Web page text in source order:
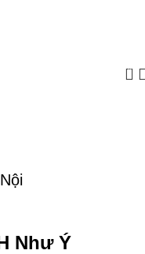
0
Như Ý